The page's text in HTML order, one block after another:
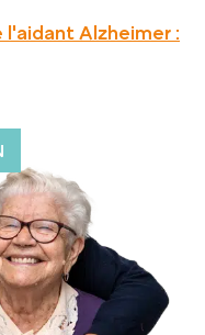
Alzheimer :